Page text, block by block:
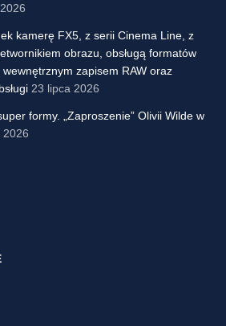
kamerę FX5, z serii Cinema Line, z
obrazu, obsługą formatów
zapisem RAW oraz
23 lipca 2026
formy. „Zaproszenie” Olivii Wilde w
2026